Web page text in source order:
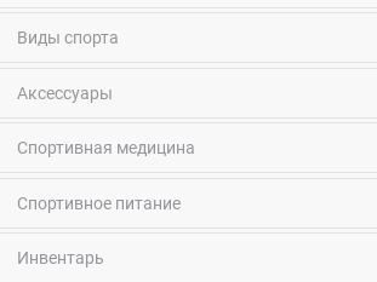
Виды спорта
Аксессуары
Спортивная медицина
Спортивное питание
Инвентарь